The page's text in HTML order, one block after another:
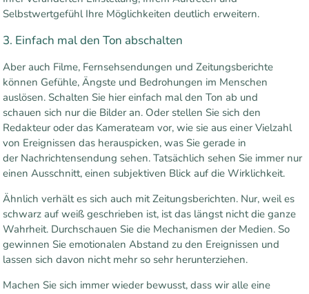
Selbstwertgefühl Ihre Möglichkeiten deutlich erweitern.
3. Einfach mal den Ton abschalten
Aber auch Filme, Fernsehsendungen und Zeitungsberichte
können Gefühle, Ängste und Bedrohungen im Menschen
auslösen. Schalten Sie hier einfach mal den Ton ab und
schauen sich nur die Bilder an. Oder stellen Sie sich den
Redakteur oder das Kamerateam vor, wie sie aus einer Vielzahl
von Ereignissen das herauspicken, was Sie gerade in
der Nachrichtensendung sehen. Tatsächlich sehen Sie immer nur
einen Ausschnitt, einen subjektiven Blick auf die Wirklichkeit.
Ähnlich verhält es sich auch mit Zeitungsberichten. Nur, weil es
schwarz auf weiß geschrieben ist, ist das längst nicht die ganze
Wahrheit. Durchschauen Sie die Mechanismen der Medien. So
gewinnen Sie emotionalen Abstand zu den Ereignissen und
lassen sich davon nicht mehr so sehr herunterziehen.
Machen Sie sich immer wieder bewusst, dass wir alle eine